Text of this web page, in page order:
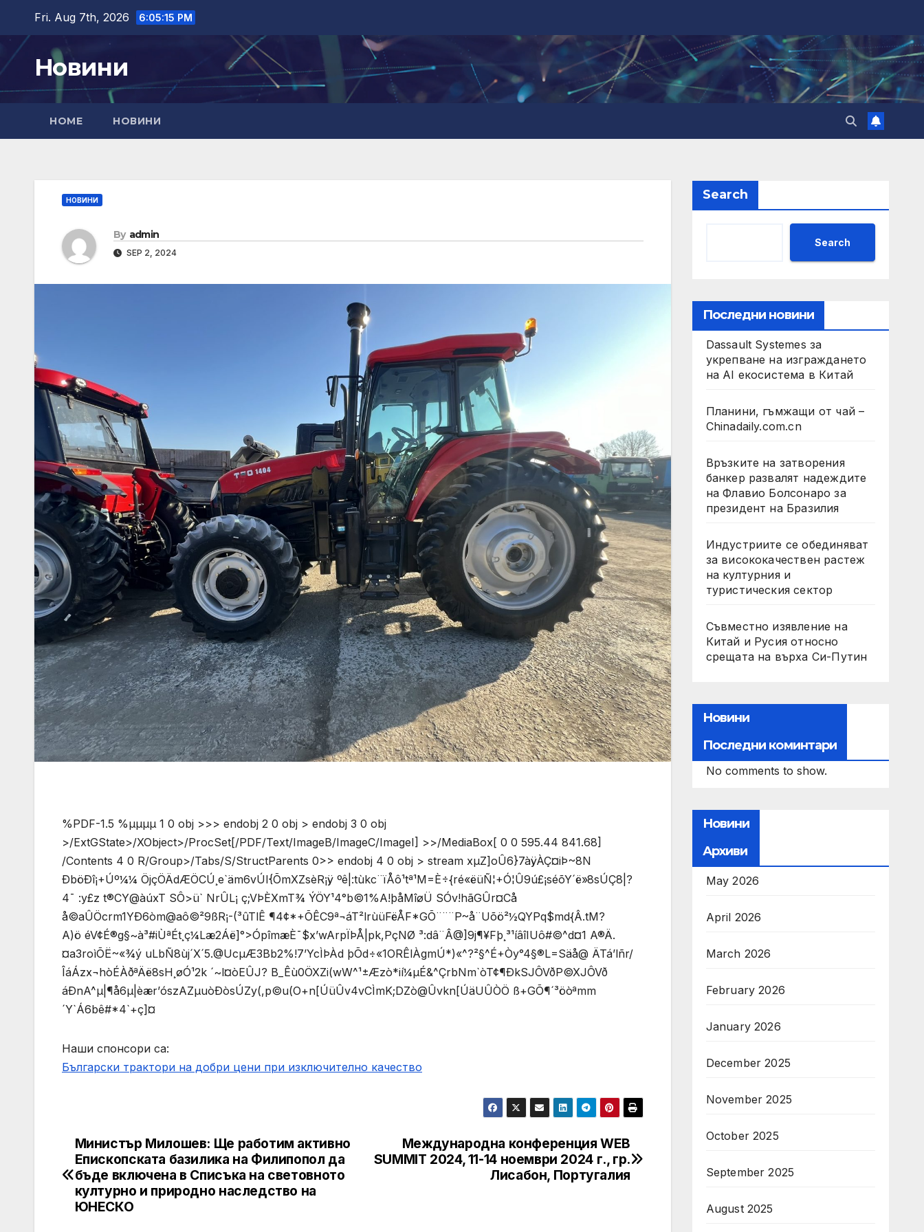
content
Fri. Aug 7th, 2026 6:05:16 PM
Новини
HOME НОВИНИ
НОВИНИ
By admin
SEP 2, 2024
%PDF-1.5 %µµµµ 1 0 obj >>> endobj 2 0 obj > endobj 3 0 obj
>/ExtGState>/XObject>/ProcSet[/PDF/Text/ImageB/ImageC/ImageI] >>/MediaBox[ 0 0 595.44 841.68]
/Contents 4 0 R/Group>/Tabs/S/StructParents 0>> endobj 4 0 obj > stream xµZ]oÛ6}7àÿÀÇ¤iÞ~8N
ÐböÐî¡+Úº¼¼ ÖjçÖÄdÆÖCÚ¸e`äm6vÚI{ÕmXZsèR¡ÿ ºê|:tùkc¨ïÅô¹tª¹M=È÷{ré«ëüÑ¦+Ó¦Û9ú£¡séõY´ë»8sÚÇ8|?
4¯ :y£z t®CY@àúxT SÔ>ü` NrÛL¡ ç;VÞÈXmT¾ ÝÖY¹4°b©1%A!þåMîøÜ SÓv!hãGÛr¤Cå­
å©aÛÖcrm1YÐ6òm@aô©²9ßR¡-(³ûTlÊ ¶4¢*+ÕÊC9ª¬áT²lrùüFëÅF*GÕ¨¨¨P~å¨Uõö²½QYPq$md{Â.tM?
A)ö éV¢É®g§~à³#iÙªÉt¸ç¼Læ2Áë]°>ÓpîmæÈ¯$x’wArpÏÞÅ|pk,PçNØ ³:dâ¨Â@]9j¶¥Fþ¸³¹íâîIUô#©^d¤1 A®Ä.
¤a3roìÕË~«¾ý uLbÑ8ùj´X´5.@UcµÆ3Bb2%!7’YcÌÞÀd þÕd÷«1ORÊlÀgmÚ*)«^?²§^É+Òy°4§®L=Säå@ ÄTá’lñr/
ÎáÁzx¬hòÉÀðªÄë8sH¸øÓ¹2k ´~l¤òEÛJ? B_Êù0ÖXZi(wW^¹±Æzò*ií¼µÉ&^ÇrbNm`òT¢¶ÐkSJÔVðP©XJÔVð
áÐnA^µ|¶å6µ|èær’ószAZµuòÐòsÚZy(,p©­u(O+n[ÚüÛv4vCÌmK;DZò@Ûvkn[ÚäUÛÒÖ ß+GÕ¶´³öòªmm
´Y`Á6bê#*4`+ç]¤
Наши спонсори са:
Български трактори на добри цени при изключително качество
Post
navigation
Международна конференция WEB
SUMMIT 2024, 11-14 ноември 2024 г., гр.
Лисабон, Португалия
Министър Милошев: Ще работим активно
Епископската базилика на Филипопол да
бъде включена в Списъка на световното
културно и природно наследство на
ЮНЕСКО
Search
Search
Последни новини
Dassault Systemes за
укрепване на изграждането
на AI екосистема в Китай
Планини, гъмжащи от чай –
Chinadaily.com.cn
Връзките на затворения
банкер развалят надеждите
на Флавио Болсонаро за
президент на Бразилия
Индустриите се обединяват
за висококачествен растеж
на културния и
туристическия сектор
Съвместно изявление на
Китай и Русия относно
срещата на върха Си-Путин
Новини
Последни коминтари
No comments to show.
Новини
Архиви
May 2026
April 2026
March 2026
February 2026
January 2026
December 2025
November 2025
October 2025
September 2025
August 2025